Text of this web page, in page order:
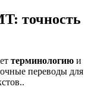
точность
терминологию и
переводы для